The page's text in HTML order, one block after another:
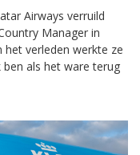
Airways verruild
Manager in
het verleden werkte ze
als het ware terug